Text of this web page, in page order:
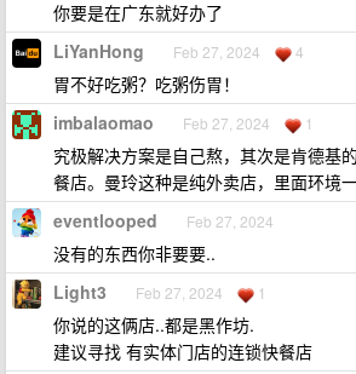
你要是在广东就好办了
LiYanHong Feb 27, 2024 4
胃不好吃粥？吃粥伤胃！
imbalaomao Feb 27, 2024 1
究极解决方案是自己熬，其次是肯德基
餐店。曼玲这种是纯外卖店，里面环境一
eventlooped Feb 27, 2024
没有的东西你非要要..
Light3 Feb 27, 2024 1
你说的这俩店..都是黑作坊.
建议寻找 有实体门店的连锁快餐店